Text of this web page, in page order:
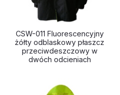
CSW-011 Fluorescencyjny
żółty odblaskowy płaszcz
przeciwdeszczowy w
dwóch odcieniach